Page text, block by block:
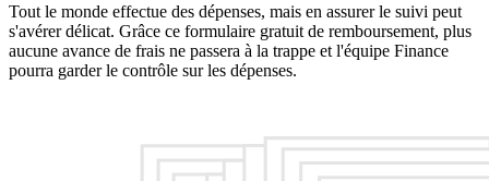
Tout le monde effectue des dépenses, mais en assurer le suivi peut
s'avérer délicat. Grâce ce formulaire gratuit de remboursement, plus
aucune avance de frais ne passera à la trappe et l'équipe Finance
pourra garder le contrôle sur les dépenses.